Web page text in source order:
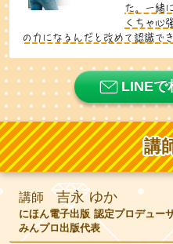
た。一緒
くちゃ心
の力になるんだと改めて認識でき
LINEで
講
講師吉永 ゆか
にほん電子出版 認定プロデュー
みんプロ出版代表